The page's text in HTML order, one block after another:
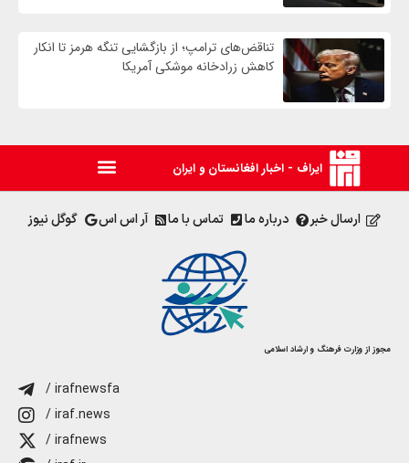
تناقض‌های ترامپ؛ از بازگشایی تنگه هرمز تا انکار
کاهش زرادخانه موشکی آمریکا
ایراف - اخبار افغانستان و ایران
ارسال خبر درباره ما تماس با ما آر اس اس گوگل نیوز
مجوز از وزارت فرهنگ و ارشاد اسلامی
/ irafnewsfa
/ iraf.news
/ irafnews